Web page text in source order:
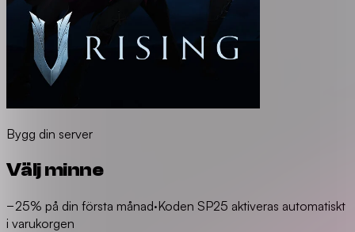
Bygg din server
Välj minne
−25% på din första månad·Koden SP25 aktiveras automatiskt
i varukorgen